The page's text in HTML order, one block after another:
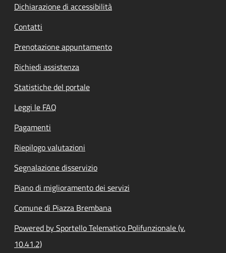
Dichiarazione di accessibilità
Contatti
Prenotazione appuntamento
Richiedi assistenza
Statistiche del portale
Leggi le FAQ
Pagamenti
Riepilogo valutazioni
Segnalazione disservizio
Piano di miglioramento dei servizi
Comune di Piazza Brembana
Powered by Sportello Telematico Polifunzionale (v.
10.41.2)